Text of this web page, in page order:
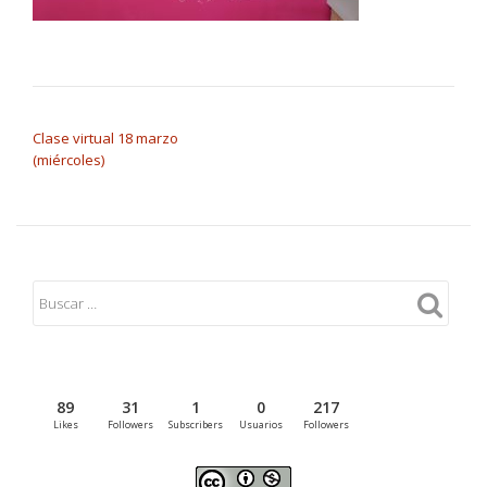
Clase virtual 18 marzo
(miércoles)
89
Likes
31
Followers
1
Subscribers
0
Usuarios
217
Followers